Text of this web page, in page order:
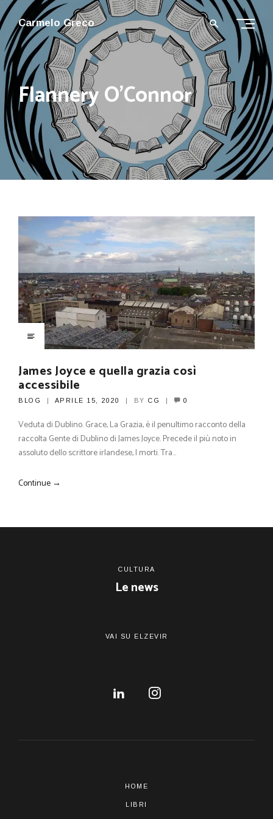
Carmelo Greco
Flannery O’Connor
James Joyce e quella grazia così
accessibile
BLOG APRILE 15, 2020 BY CG 0
Veduta di Dublino. Grace, La Grazia, è il penultimo racconto della
raccolta Gente di Dublino di James Joyce. Precede il più noto in
assoluto dello scrittore irlandese, I morti. Tra…
Continue →
CULTURA
Le news
VAI SU ELZEVIR
HOME
LIBRI